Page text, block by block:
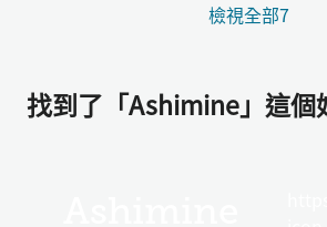
檢視全部7
找到了「Ashimine」這個